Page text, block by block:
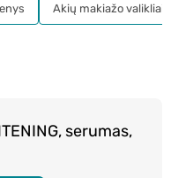
serumas,
Akių makiažo valikliai